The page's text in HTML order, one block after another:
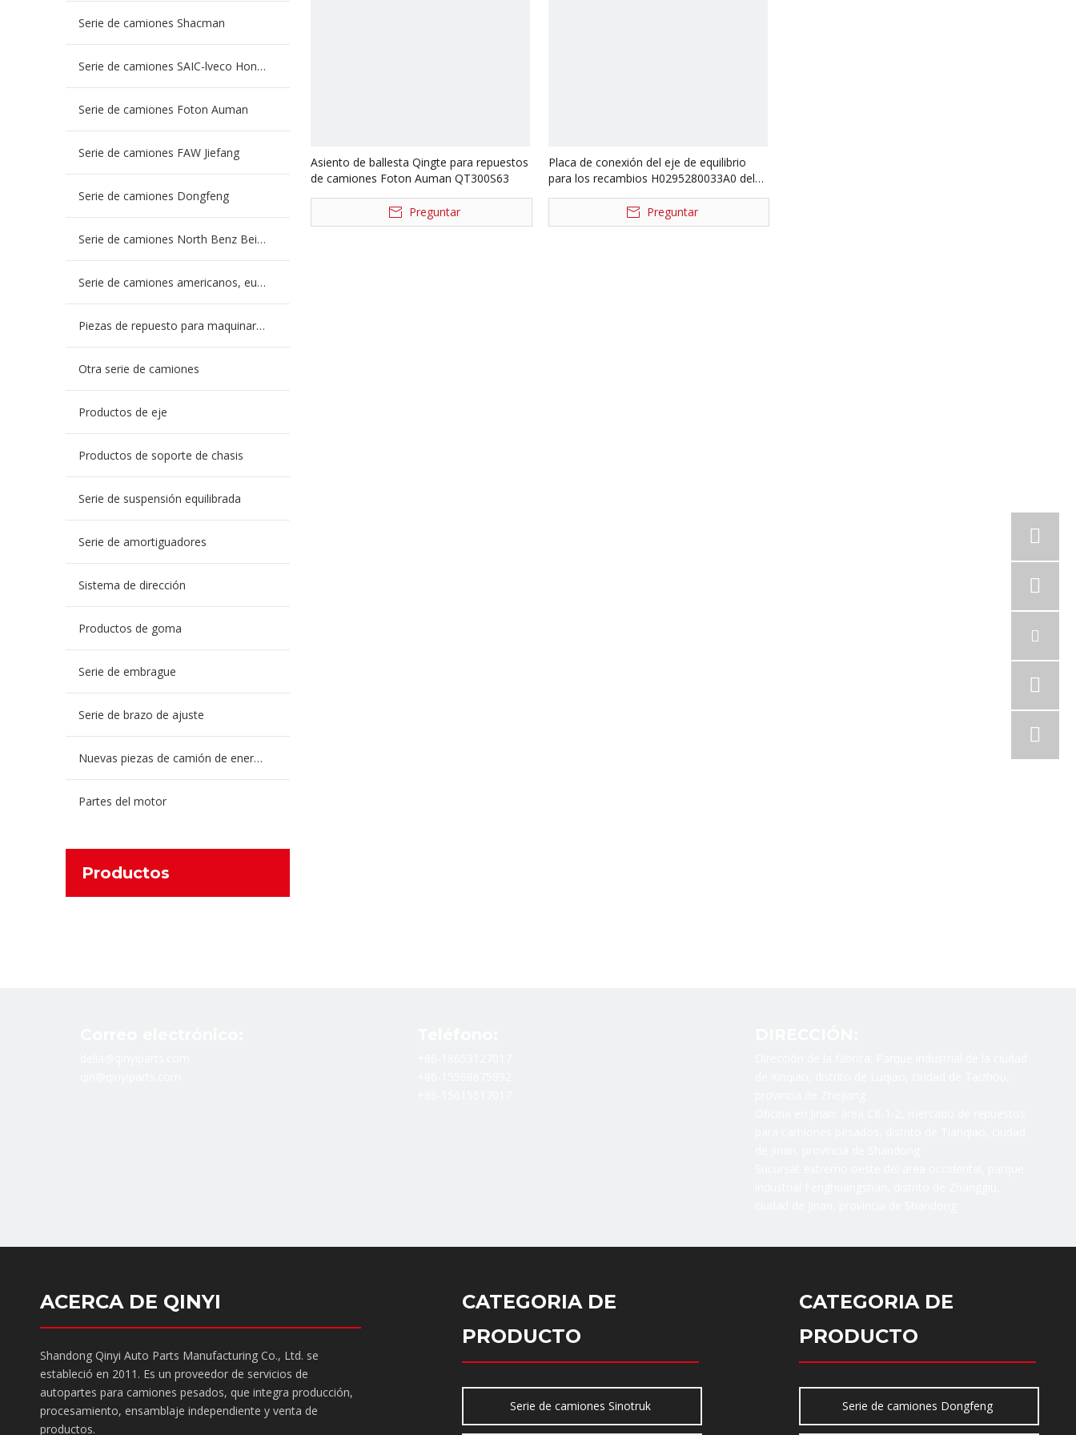
Serie de camiones Shacman
Serie de camiones SAIC-lveco Hongyan
Serie de camiones Foton Auman
Serie de camiones FAW Jiefang
Serie de camiones Dongfeng
Serie de camiones North Benz Beiben
Serie de camiones americanos, europeos y japoneses
Piezas de repuesto para maquinaria de ingeniería de camiones mineros
Otra serie de camiones
Productos de eje
Productos de soporte de chasis
Serie de suspensión equilibrada
Serie de amortiguadores
Sistema de dirección
Productos de goma
Serie de embrague
Serie de brazo de ajuste
Nuevas piezas de camión de energía
Partes del motor
Productos
Asiento de ballesta Qingte para repuestos
de camiones Foton Auman QT300S63
Preguntar
Placa de conexión del eje de equilibrio
para los recambios H0295280033A0 del
camión de Foton Auman
Preguntar
ACERCA DE QINYI
Shandong Qinyi Auto Parts Manufacturing Co., Ltd. se
estableció en 2011. Es un proveedor de servicios de
autopartes para camiones pesados, que integra producción,
procesamiento, ensamblaje independiente y venta de
productos.
CATEGORIA DE
PRODUCTO
Serie de camiones Sinotruk
CATEGORIA DE
PRODUCTO
Serie de camiones Dongfeng